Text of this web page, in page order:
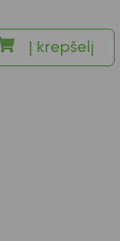
Į krepšelį